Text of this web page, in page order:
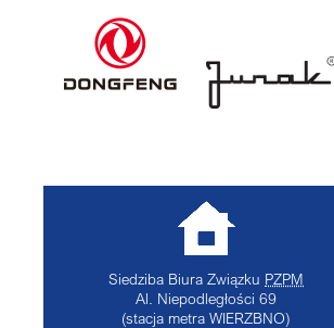
Siedziba Biura Związku PZPM
Al. Niepodległości 69
(stacja metra WIERZBNO)